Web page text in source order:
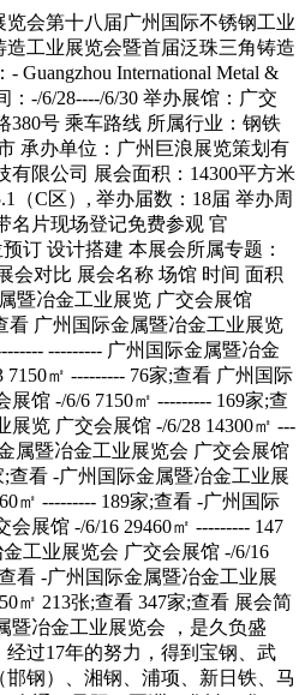
时间 面积 照片 展商数量 广州国际金属暨冶金工业展览 广交会展馆 -/9/16 7150㎡ --------- 39家;查看 广州国际金属暨冶金工业展览 广交会展馆 -/9/22 7150㎡ --------- --------- 广州国际金属暨冶金工业展览 广交会展馆 -/6/13 7150㎡ --------- 76家;查看 广州国际金属暨冶金工业展览 广交会展馆 -/6/6 7150㎡ --------- 169家;查看 广州国际金属暨冶金工业展览 广交会展馆 -/6/28 14300㎡ --------- 161家;查看 -广州国际金属暨冶金工业展览会 广交会展馆 -/6/12 14300㎡ --------- 104家;查看 -广州国际金属暨冶金工业展览会 广交会展馆 -/6/16 47560㎡ --------- 189家;查看 -广州国际金属暨冶金工业展览会 广交会展馆 -/6/16 29460㎡ --------- 147家;查看 -广州国际金属暨冶金工业展览会 广交会展馆 -/6/16 29460㎡ 198张;查看 163家;查看 -广州国际金属暨冶金工业展览会 广交会展馆 -/6/19 52450㎡ 213张;查看 347家;查看 展会简介